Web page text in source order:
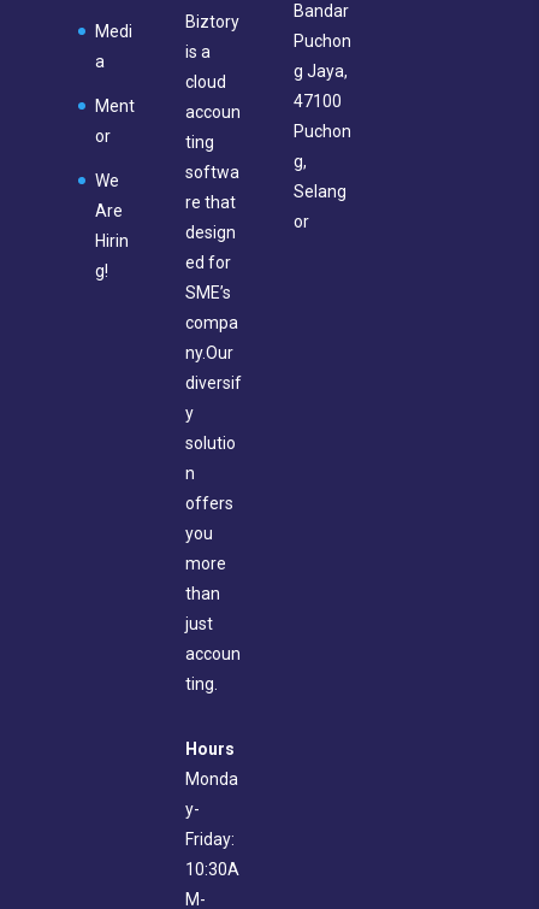
Medi
a
Ment
or
We
Are
Hirin
g!
Biztory
is a
cloud
accoun
ting
softwa
re that
design
ed for
SME’s
compa
ny.Our
diversif
y
solutio
n
offers
you
more
than
just
accoun
ting.
Hours
Monda
y-
Friday:
10:30A
M-
Bandar
Puchon
g Jaya,
47100
Puchon
g,
Selang
or